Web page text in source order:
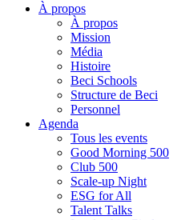
À propos
À propos
Mission
Média
Histoire
Beci Schools
Structure de Beci
Personnel
Agenda
Tous les events
Good Morning 500
Club 500
Scale-up Night
ESG for All
Talent Talks